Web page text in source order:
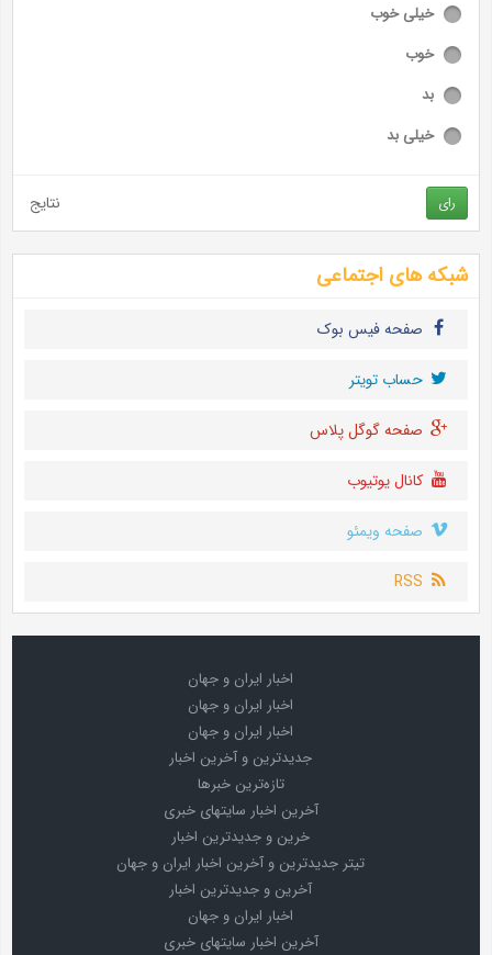
خیلی خوب
خوب
بد
خیلی بد
رای نتایج
شبکه های اجتماعی
صفحه فیس بوک
حساب تويتر
صفحه گوگل پلاس
کانال یوتیوب
صفحه ویمئو
RSS
اخبار ایران و جهان
اخبار ایران و جهان
اخبار ایران و جهان
جدیدترین و آخرین اخبار
تازه‌ترین خبرها
آخرین اخبار سایتهای خبری
خرین و جدیدترین اخبار
تیتر جدیدترین و آخرین اخبار ایران و جهان
آخرین و جدیدترین اخبار
اخبار ایران و جهان
آخرین اخبار سایتهای خبری